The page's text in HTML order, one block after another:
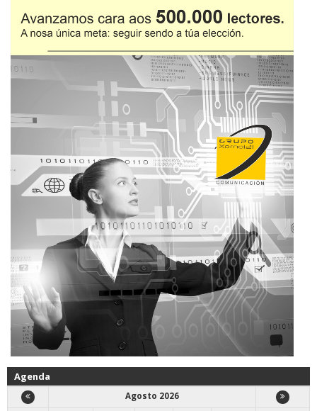
Agenda
Agosto 2026